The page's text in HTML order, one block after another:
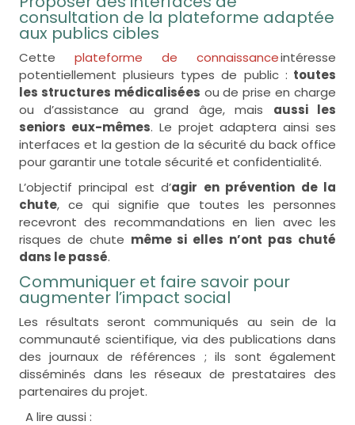
consultation de la plateforme adaptée
aux publics cibles
Cette plateforme de connaissanceintéresse
potentiellement plusieurs types de public : toutes
les structures médicalisées ou de prise en charge
ou d’assistance au grand âge, mais aussi les
seniors eux-mêmes. Le projet adaptera ainsi ses
interfaces et la gestion de la sécurité du back office
pour garantir une totale sécurité et confidentialité.
L’objectif principal est d’agir en prévention de la
chute, ce qui signifie que toutes les personnes
recevront des recommandations en lien avec les
risques de chute même si elles n’ont pas chuté
dans le passé.
Communiquer et faire savoir pour
augmenter l’impact social
Les résultats seront communiqués au sein de la
communauté scientifique, via des publications dans
des journaux de références ; ils sont également
disséminés dans les réseaux de prestataires des
partenaires du projet.
A lire aussi :